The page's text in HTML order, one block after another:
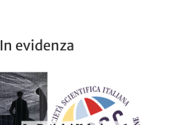
In evidenza